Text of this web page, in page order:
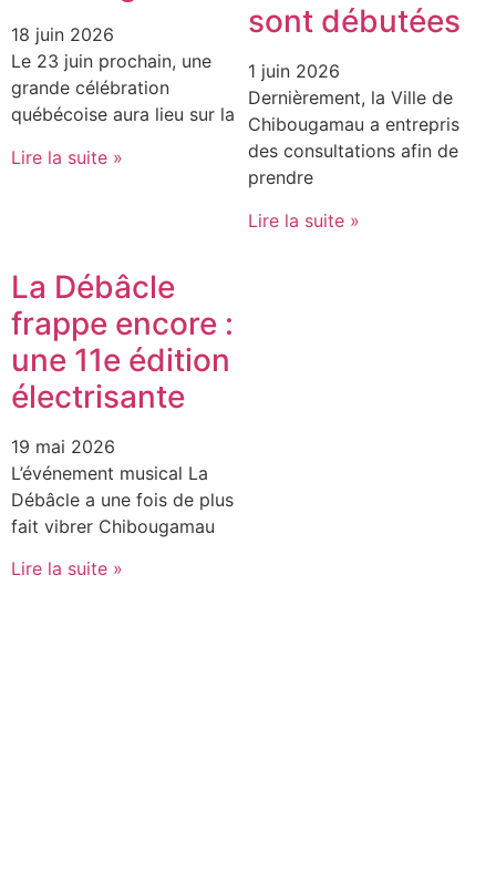
18 juin 2026
Le 23 juin prochain, une
grande célébration
québécoise aura lieu sur la
Lire la suite »
sont débutées
1 juin 2026
Dernièrement, la Ville de
Chibougamau a entrepris
des consultations afin de
prendre
Lire la suite »
La Débâcle
frappe encore :
une 11e édition
électrisante
19 mai 2026
L’événement musical La
Débâcle a une fois de plus
fait vibrer Chibougamau
Lire la suite »